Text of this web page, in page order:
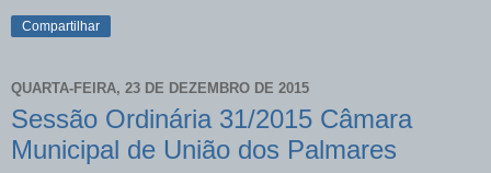
Compartilhar
QUARTA-FEIRA, 23 DE DEZEMBRO DE 2015
Sessão Ordinária 31/2015 Câmara
Municipal de União dos Palmares